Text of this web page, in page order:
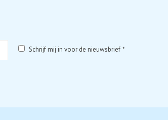
Schrijf mij in voor de nieuwsbrief *